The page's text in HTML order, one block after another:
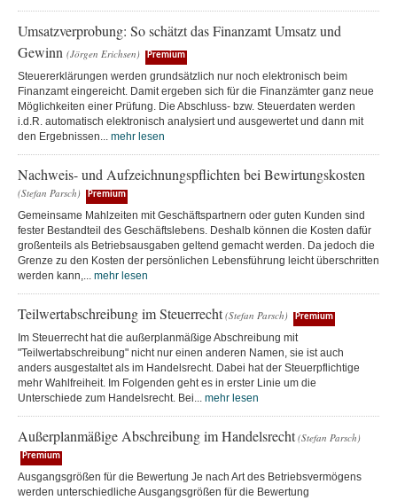
Umsatzverprobung: So schätzt das Finanzamt Umsatz und
Gewinn (Jörgen Erichsen) Premium
Steuererklärungen werden grundsätzlich nur noch elektronisch beim
Finanzamt eingereicht. Damit ergeben sich für die Finanzämter ganz neue
Möglichkeiten einer Prüfung. Die Abschluss- bzw. Steuerdaten werden
i.d.R. automatisch elektronisch analysiert und ausgewertet und dann mit
den Ergebnissen... mehr lesen
Nachweis- und Aufzeichnungspflichten bei Bewirtungskosten
(Stefan Parsch) Premium
Gemeinsame Mahlzeiten mit Geschäftspartnern oder guten Kunden sind
fester Bestandteil des Geschäftslebens. Deshalb können die Kosten dafür
großenteils als Betriebsausgaben geltend gemacht werden. Da jedoch die
Grenze zu den Kosten der persönlichen Lebensführung leicht überschritten
werden kann,... mehr lesen
Teilwertabschreibung im Steuerrecht (Stefan Parsch) Premium
Im Steuerrecht hat die außerplanmäßige Abschreibung mit
"Teilwertabschreibung" nicht nur einen anderen Namen, sie ist auch
anders ausgestaltet als im Handelsrecht. Dabei hat der Steuerpflichtige
mehr Wahlfreiheit. Im Folgenden geht es in erster Linie um die
Unterschiede zum Handelsrecht. Bei... mehr lesen
Außerplanmäßige Abschreibung im Handelsrecht (Stefan Parsch)
Premium
Ausgangsgrößen für die Bewertung Je nach Art des Betriebsvermögens
werden unterschiedliche Ausgangsgrößen für die Bewertung